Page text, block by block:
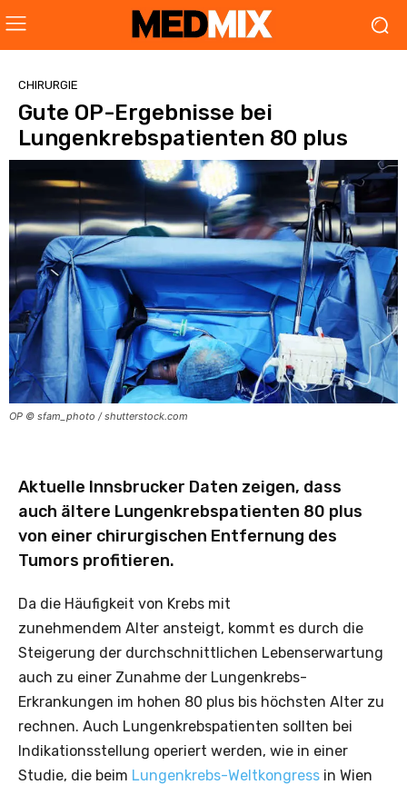
CHIRURGIE
Gute OP-Ergebnisse bei
Lungenkrebspatienten 80 plus
OP © sfam_photo / shutterstock.com
Aktuelle Innsbrucker Daten zeigen, dass
auch ältere Lungenkrebspatienten 80 plus
von einer chirurgischen Entfernung des
Tumors profitieren.
Da die Häufigkeit von Krebs mit
zunehmendem Alter ansteigt, kommt es durch die
Steigerung der durchschnittlichen Lebenserwartung
auch zu einer Zunahme der Lungenkrebs-
Erkrankungen im hohen 80 plus bis höchsten Alter zu
rechnen. Auch Lungenkrebspatienten sollten bei
Indikationsstellung operiert werden, wie in einer
Studie, die beim Lungenkrebs-Weltkongress in Wien